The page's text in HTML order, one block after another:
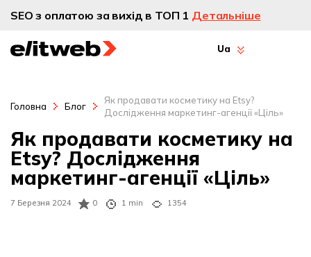
SEO з оплатою за вихід в ТОП 1 Детальніше
Ua
Головна Блог
Як продавати косметику на Etsy?
Дослідження маркетинг-агенції «Ціль»
7 Березня 2024 0 1 min 1354
Як продавати косметику на
Etsy? Дослідження
маркетинг-агенції «Ціль»